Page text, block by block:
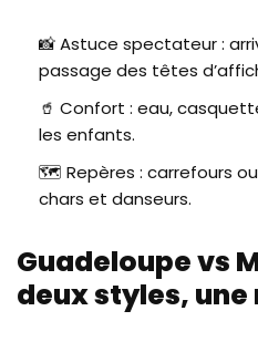
📸 Astuce spectateur :
passage des têtes
🥤 Confort : eau,
les enfants.
🗺️ Repères : carrefours
chars et danseurs.
Guadeloupe vs
deux styles,